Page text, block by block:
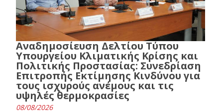
Αναδημοσίευση Δελτίου Τύπου
Υπουργείου Κλιματικής Κρίσης και
Πολιτικής Προστασίας: Συνεδρίαση
Επιτροπής Εκτίμησης Κινδύνου για
τους ισχυρούς ανέμους και τις
υψηλές θερμοκρασίες
08/08/2026